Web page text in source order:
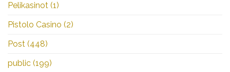
Pelikasinot (1)
Pistolo Casino (2)
Post (448)
public (199)